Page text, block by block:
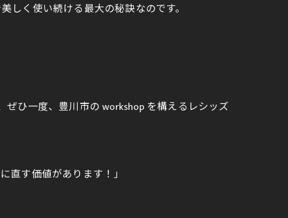
く使い続ける最大の秘訣なのです。
ひ一度、豊川市の workshop を構えるレシッズ
直す価値があります！」